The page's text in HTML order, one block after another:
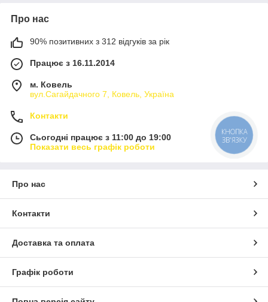
Про нас
90% позитивних з 312 відгуків за рік
Працює з 16.11.2014
м. Ковель
вул.Сагайдачного 7, Ковель, Україна
Контакти
Сьогодні працює з 11:00 до 19:00
Показати весь графік роботи
Про нас
Контакти
Доставка та оплата
Графік роботи
КНОПКА
ЗВ'ЯЗКУ